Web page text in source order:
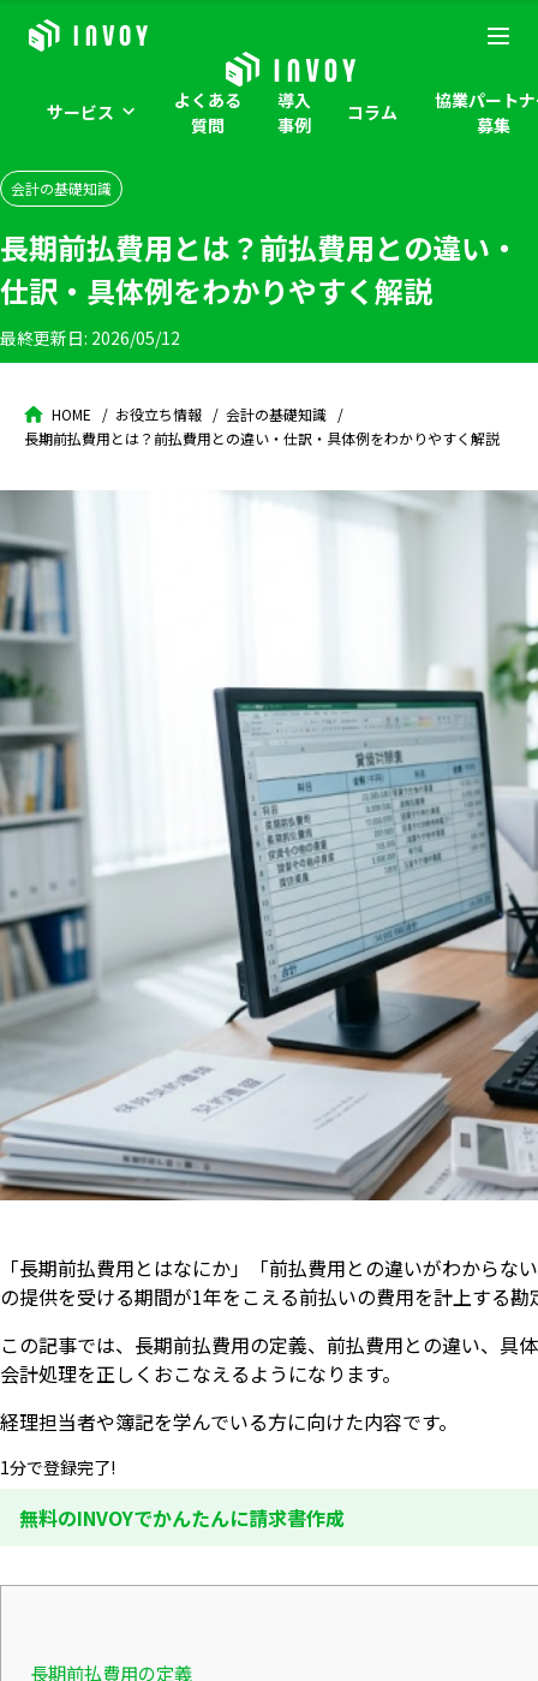
サービス
よくある
質問
導入
事例
コラム
協業パート
募集
会計の基礎知識
長期前払費用とは？前払費用との違い・
仕訳・具体例をわかりやすく解説
最終更新日: 2026/05/12
HOME お役立ち情報
会計の基礎知識
長期前払費用とは？前払費用との違い・仕訳・具体例をわかりやすく解説
「長期前払費用とはなにか」「前払費用との違いがわから
の提供を受ける期間が1年をこえる前払いの費用を計上する
この記事では、長期前払費用の定義、前払費用との違い、具
会計処理を正しくおこなえるようになります。
経理担当者や簿記を学んでいる方に向けた内容です。
1分で登録完了!
無料のINVOYでかんたんに請求書作成
長期前払費用の定義